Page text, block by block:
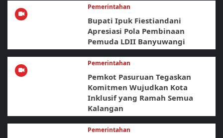
Pemerintahan
Bupati Ipuk Fiestiandani
Apresiasi Pola Pembinaan
Pemuda LDII Banyuwangi
Pemerintahan
Pemkot Pasuruan Tegaskan
Komitmen Wujudkan Kota
Inklusif yang Ramah Semua
Kalangan
Pemerintahan